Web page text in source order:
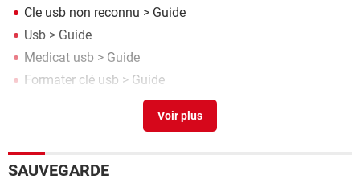
Cle usb non reconnu > Guide
Usb > Guide
Medicat usb > Guide
Formater clé usb > Guide
Hp usb disk storage format tool> Télécharger - Stockage
SAUVEGARDE